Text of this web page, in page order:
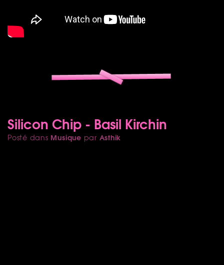
Silicon Chip - Basil Kirchin
Posté dans Musique par Asthik